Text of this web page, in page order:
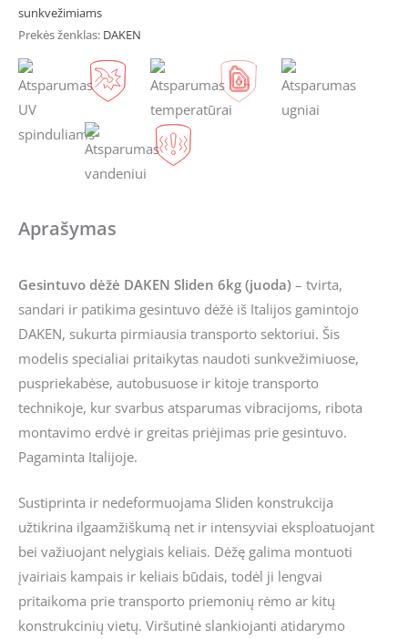
sunkvežimiams
Prekės ženklas: DAKEN
Aprašymas
Gesintuvo dėžė DAKEN Sliden 6kg (juoda) – tvirta,
sandari ir patikima gesintuvo dėžė iš Italijos gamintojo
DAKEN, sukurta pirmiausia transporto sektoriui. Šis
modelis specialiai pritaikytas naudoti sunkvežimiuose,
puspriekabėse, autobusuose ir kitoje transporto
technikoje, kur svarbus atsparumas vibracijoms, ribota
montavimo erdvė ir greitas priėjimas prie gesintuvo.
Pagaminta Italijoje.
Sustiprinta ir nedeformuojama Sliden konstrukcija
užtikrina ilgaamžiškumą net ir intensyviai eksploatuojant
bei važiuojant nelygiais keliais. Dėžę galima montuoti
įvairiais kampais ir keliais būdais, todėl ji lengvai
pritaikoma prie transporto priemonių rėmo ar kitų
konstrukcinių vietų. Viršutinė slankiojanti atidarymo